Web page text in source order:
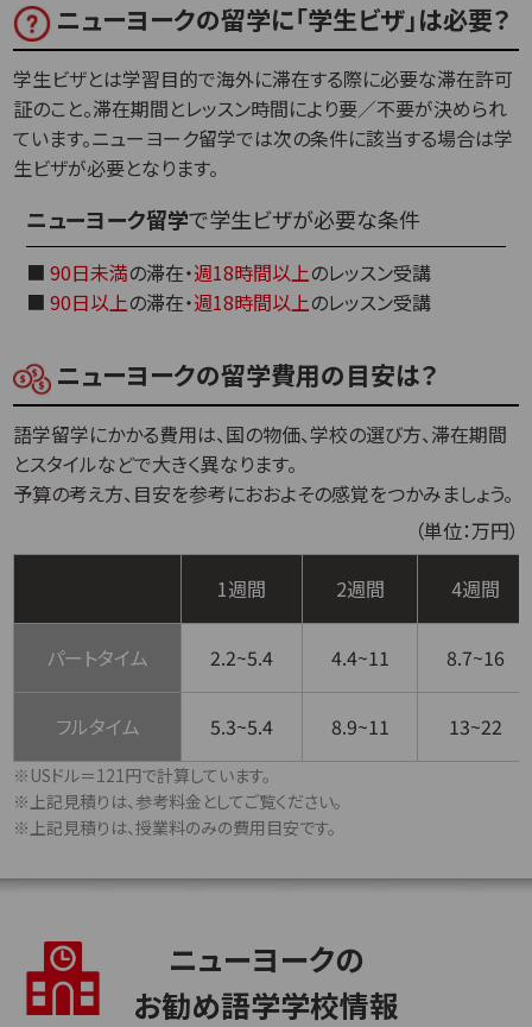
ニューヨークの留学に「学生ビザ」は必要？
学生ビザとは学習目的で海外に滞在する際に必要な滞在許可
証のこと。滞在期間とレッスン時間により要／不要が決められ
ています。ニューヨーク留学では次の条件に該当する場合は学
生ビザが必要となります。
ニューヨーク留学で学生ビザが必要な条件
■ 90日未満の滞在・週18時間以上のレッスン受講
■ 90日以上の滞在・週18時間以上のレッスン受講
ニューヨークの留学費用の目安は？
語学留学にかかる費用は、国の物価、学校の選び方、滞在期間
とスタイルなどで大きく異なります。
予算の考え方、目安を参考におおよその感覚をつかみましょう。
（単位：万円）
1週間 2週間 4週間
パートタイム 2.2~5.4 4.4~11 8.7~16
フルタイム 5.3~5.4 8.9~11 13~22
※USドル＝121円で計算しています。
※上記見積りは、参考料金としてご覧ください。
※上記見積りは、授業料のみの費用目安です。
ニューヨークの
お勧め語学学校情報